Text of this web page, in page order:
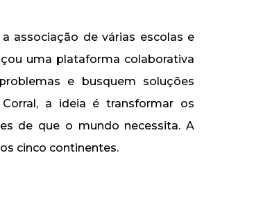
associação de várias escolas e
uma plataforma colaborativa
e busquem soluções
a ideia é transformar os
de que o mundo necessita. A
cinco continentes.